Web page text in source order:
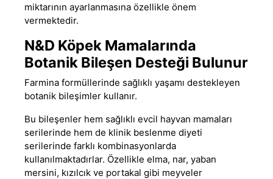
miktarının ayarlanmasına özellikle önem
vermektedir.
N&D Köpek Mamalarında
Botanik Bileşen Desteği Bulunur
Farmina formüllerinde sağlıklı yaşamı destekleyen
botanik bileşimler kullanır.
Bu bileşenler hem sağlıklı evcil hayvan mamaları
serilerinde hem de klinik beslenme diyeti
serilerinde farklı kombinasyonlarda
kullanılmaktadırlar. Özellikle elma, nar, yaban
mersini, kızılcık ve portakal gibi meyveler